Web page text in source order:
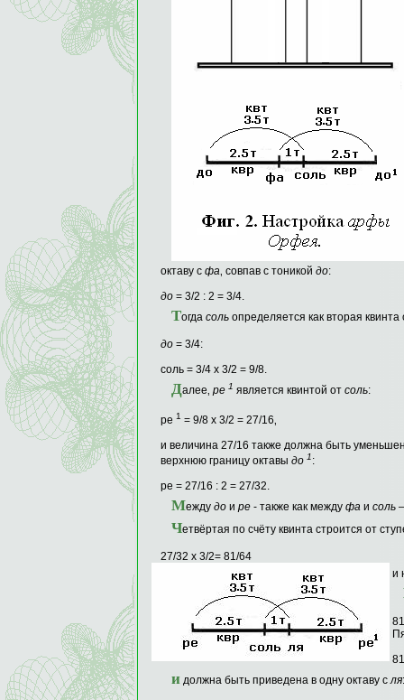
октаву с фа‚ совпав с тоникой до:
до = 3/2 : 2 = 3/4.
Тогда соль определяется как вторая квинта
до = 3/4:
соль = 3/4 х 3/2 = 9/8.
Далее‚ ре 1 является квинтой от соль:
ре 1 = 9/8 х 3/2 = 27/16‚
и величина 27/16 также должна быть
верхнюю границу октавы до 1:
ре = 27/16 : 2 = 27/32.
Между до и ре - также как между фа и соль
Четвёртая по счёту квинта строится от
27/32 х 3/2= 81/64
и
и должна быть приведена в одну октаву сля: